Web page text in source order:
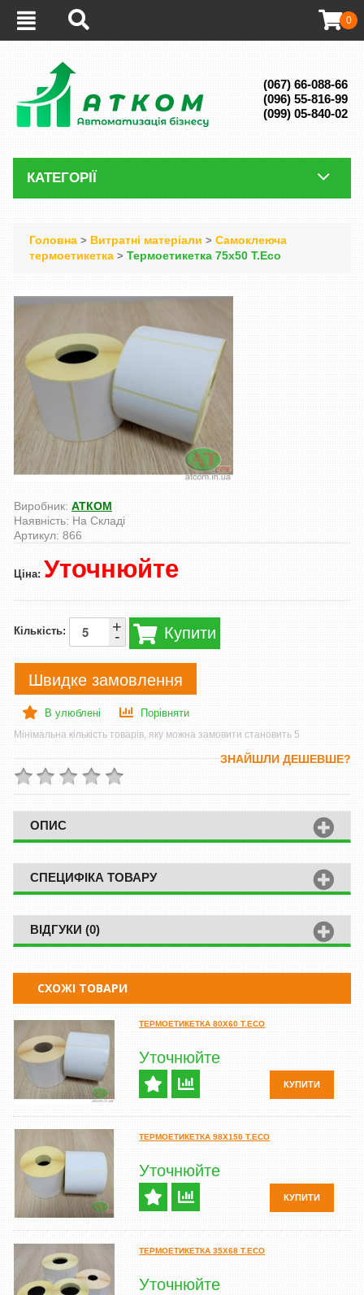
(067) 66-088-66
(096) 55-816-99
(099) 05-840-02
0
КАТЕГОРІЇ
Головна > Витратні матеріали > Самоклеюча
термоетикетка > Термоетикетка 75х50 T.Eco
Виробник: АТКОМ
Наявність: На Складі
Артикул: 866
Ціна: Уточнюйте
Кількість: -
+ Купити
Швидке замовлення
В улюблені Порівняти
ЗНАЙШЛИ ДЕШЕВШЕ?
Мінімальна кількість товарів, яку можна замовити становить 5
ОПИС
СПЕЦИФІКА ТОВАРУ
ВІДГУКИ (0)
СХОЖІ ТОВАРИ
ТЕРМОЕТИКЕТКА 80Х60 T.ECO
Уточнюйте
КУПИТИ
ТЕРМОЕТИКЕТКА 98Х150 T.ECO
Уточнюйте
КУПИТИ
ТЕРМОЕТИКЕТКА 35Х68 T.ECO
Уточнюйте